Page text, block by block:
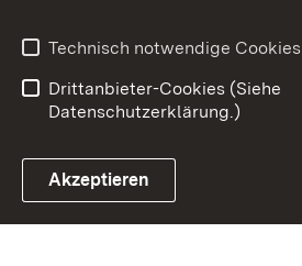
Technisch notwendige Cookies
Drittanbieter-Cookies (Siehe
Datenschutzerklärung.)
Akzeptieren